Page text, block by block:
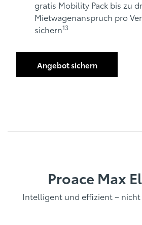
gratis Mobility Pack bis zu
Mietwagenanspruch pro
sichern13
Angebot sichern
Proace Max
Intelligent und effizient – nicht